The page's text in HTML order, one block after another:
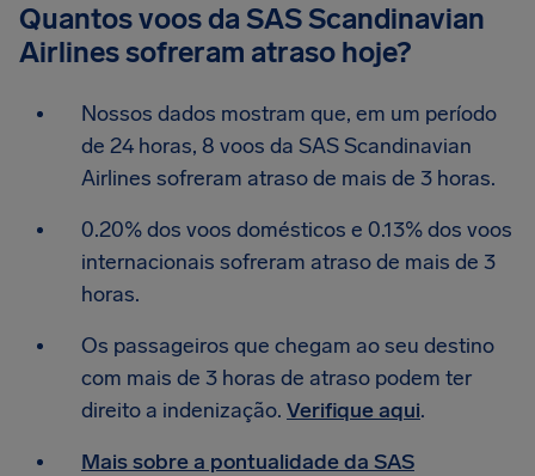
Quantos voos da SAS Scandinavian
Airlines sofreram atraso hoje?
Nossos dados mostram que, em um período
de 24 horas, 8 voos da SAS Scandinavian
Airlines sofreram atraso de mais de 3 horas.
0.20% dos voos domésticos e 0.13% dos voos
internacionais sofreram atraso de mais de 3
horas.
Os passageiros que chegam ao seu destino
com mais de 3 horas de atraso podem ter
direito a indenização. Verifique aqui.
Mais sobre a pontualidade da SAS